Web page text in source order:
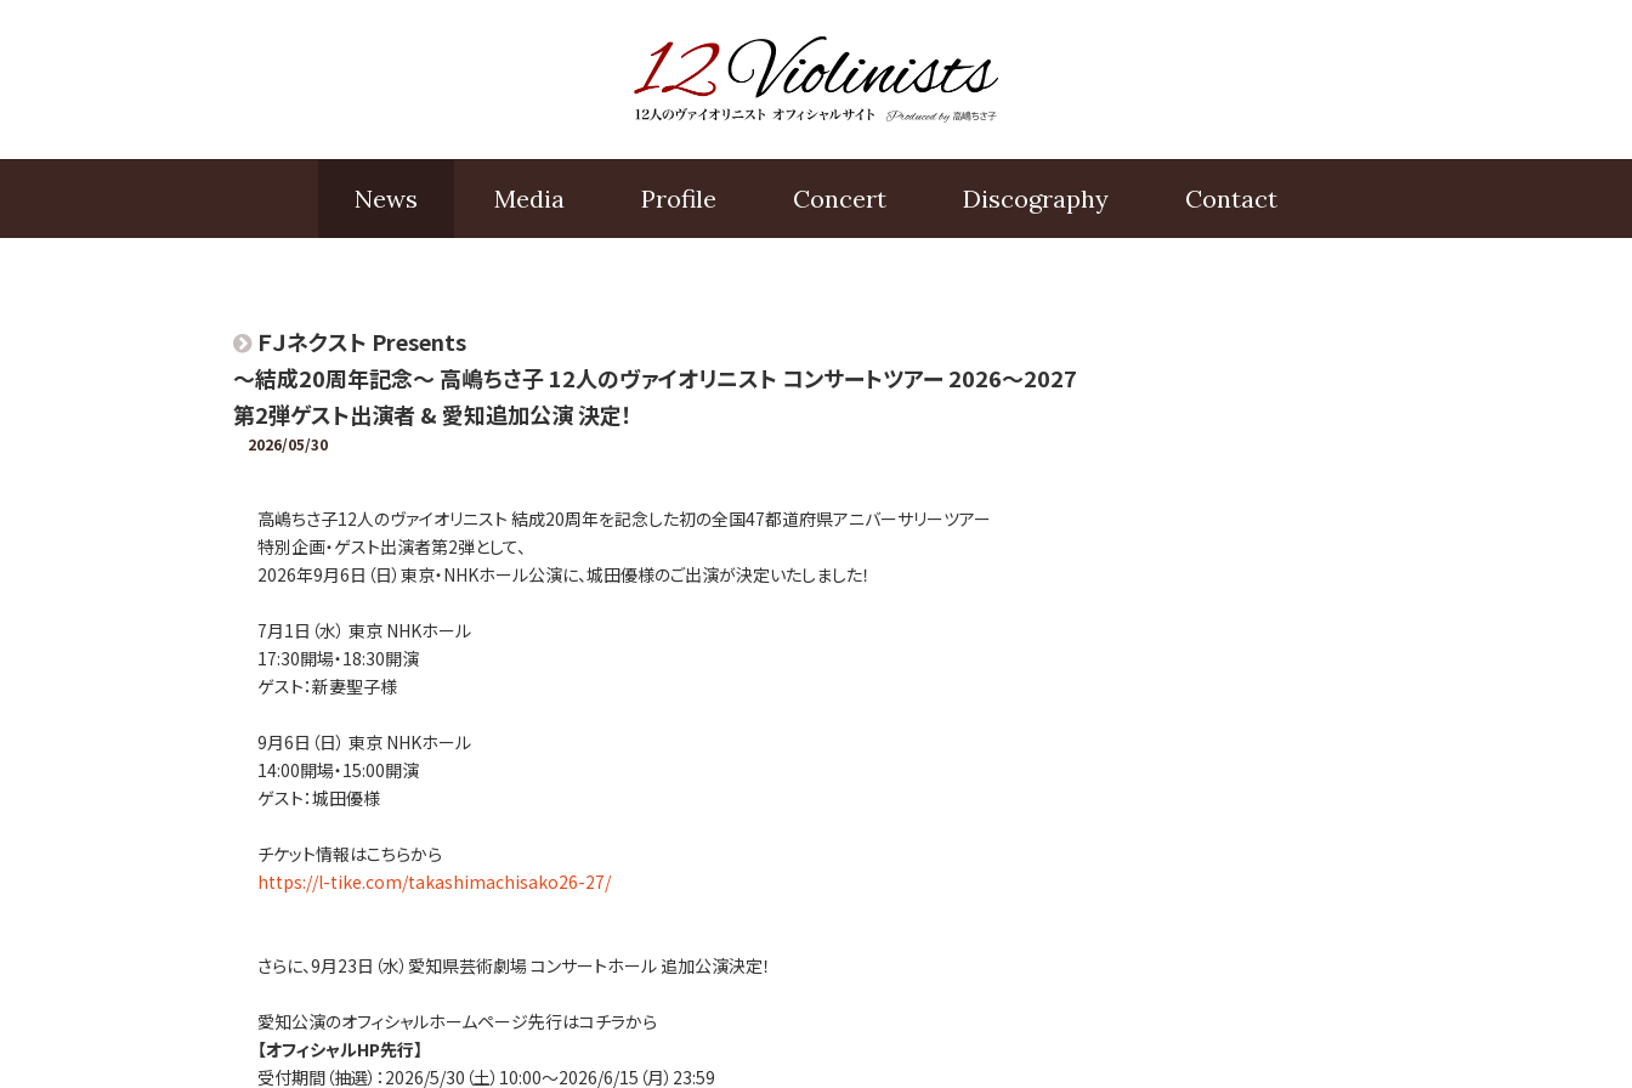
News Media Profile Concert Discography Contact
ＦＪネクスト Presents
〜結成20周年記念〜 高嶋ちさ子 12人のヴァイオリニスト コンサートツアー 2026〜2027
第2弾ゲスト出演者 & 愛知追加公演 決定！
2026/05/30
高嶋ちさ子12人のヴァイオリニスト 結成20周年を記念した初の全国47都道府県アニバーサリーツアー
特別企画・ゲスト出演者第2弾として、
2026年9月6日（日）東京・NHKホール公演に、城田優様のご出演が決定いたしました！
7月1日（水） 東京 NHKホール
17:30開場・18:30開演
ゲスト：新妻聖子様
9月6日（日） 東京 NHKホール
14:00開場・15:00開演
ゲスト：城田優様
チケット情報はこちらから
https://l-tike.com/takashimachisako26-27/
さらに、9月23日（水）愛知県芸術劇場 コンサートホール 追加公演決定！
愛知公演のオフィシャルホームページ先行はコチラから
【オフィシャルHP先行】
受付期間（抽選）：2026/5/30（土）10:00～2026/6/15（月）23:59